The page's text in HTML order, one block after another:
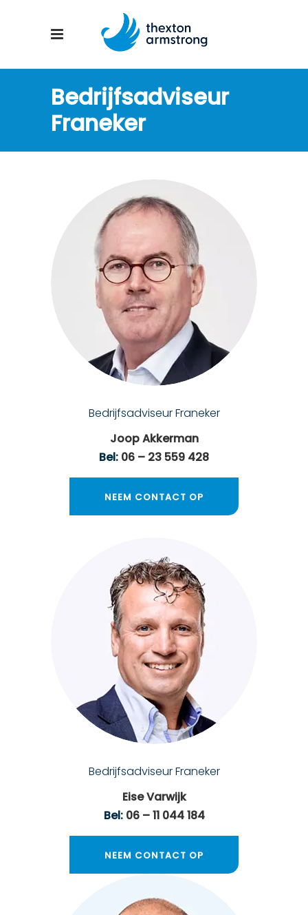
Bedrijfsadviseur
Franeker
Bedrijfsadviseur Franeker
Joop Akkerman
Bel: 06 – 23 559 428
NEEM CONTACT OP
Bedrijfsadviseur Franeker
Eise Varwijk
Bel: 06 – 11 044 184
NEEM CONTACT OP